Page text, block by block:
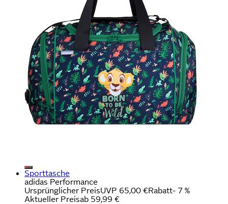
Sporttasche
adidas Performance
Ursprünglicher PreisUVP 65,00 €Rabatt- 7 %
Aktueller Preisab 59,99 €